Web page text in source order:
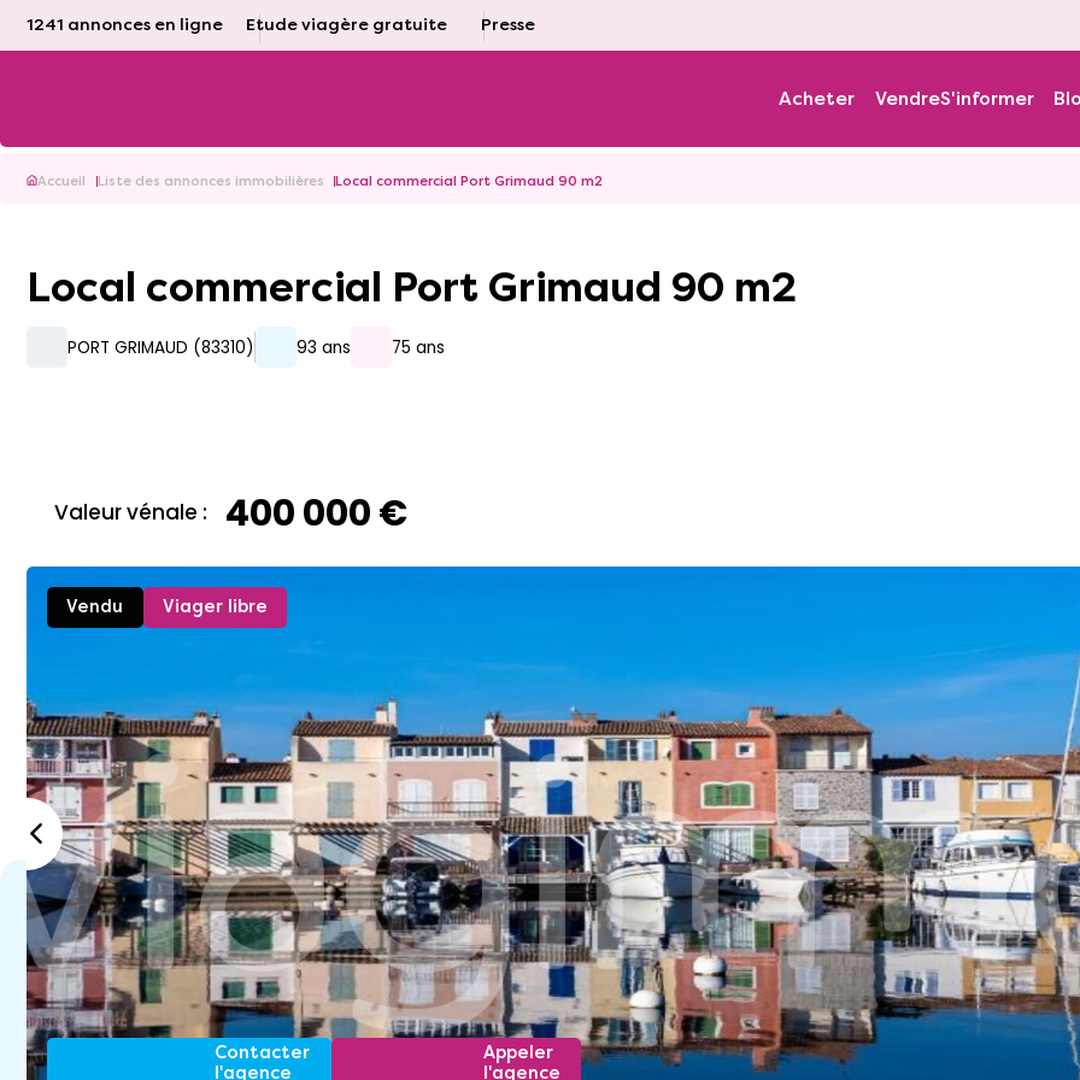
1241 annonces en ligne Etude viagère gratuite Presse
Acheter VendreS'informer
Accueil Liste des annonces immobilières Local commercial Port Grimaud 90 m2
Local commercial Port Grimaud 90 m2
PORT GRIMAUD (83310) 93 ans 75 ans
Valeur vénale : 400 000 €
Vendu Viager libre
Contacter
l'agence
Appeler
l'agence